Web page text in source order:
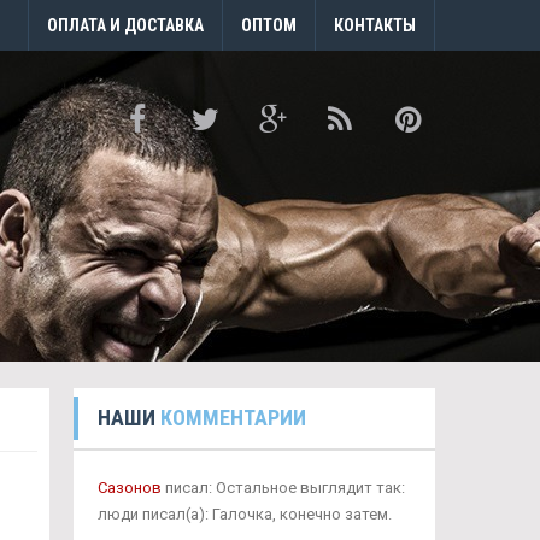
ОПЛАТА И ДОСТАВКА ОПТОМ КОНТАКТЫ
НАШИ КОММЕНТАРИИ
Сазонов писал: Остальное выглядит так:
люди писал(а): Галочка, конечно затем.